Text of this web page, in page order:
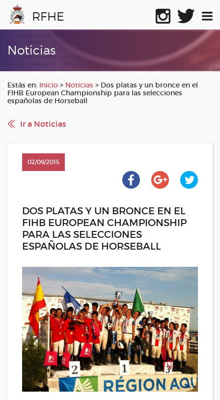
RFHE
Noticias
Estás en: Inicio > Noticias > Dos platas y un bronce en el
FIHB European Championship para las selecciones
españolas de Horseball
Ir a Noticias
02/09/2015
DOS PLATAS Y UN BRONCE EN EL
FIHB EUROPEAN CHAMPIONSHIP
PARA LAS SELECCIONES
ESPAÑOLAS DE HORSEBALL